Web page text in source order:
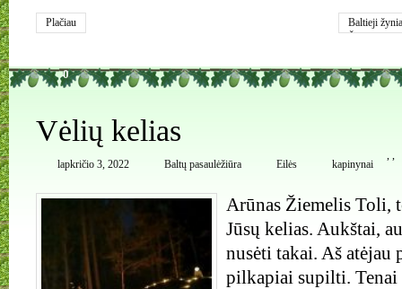
Plačiau
Baltieji
0
Vėlių kelias
lapkričio 3, 2022 Baltų pasaulėžiūra
,
Eilės
,
kapinynai
Arūnas Žiemelis
Jūsų kelias. Aukštai,
nusėti takai. Aš atėjau
pilkapiai supilti. Tenai